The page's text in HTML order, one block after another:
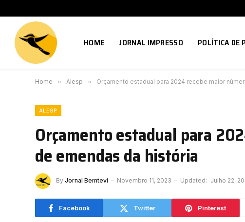
HOME JORNAL IMPRESSO POLÍTICA DE
Home » Alesp » Orçamento estadual para 2024 recebe maior
ALESP
Orçamento estadual para
de emendas da história
By Jornal Bemtevi Novembro 11, 2023 Updated: Julho 22,
Facebook Twitter Pinterest